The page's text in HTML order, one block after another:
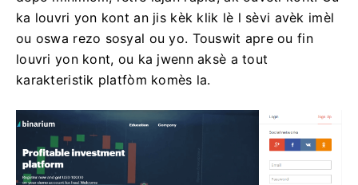
ka louvri yon kont an jis kèk klik lè l sèvi avèk imèl
ou oswa rezo sosyal ou yo. Touswit apre ou fin
louvri yon kont, ou ka jwenn aksè a tout
karakteristik platfòm komès la.